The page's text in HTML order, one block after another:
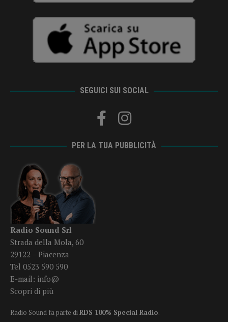
SEGUICI SUI SOCIAL
PER LA TUA PUBBLICITÀ
Radio Sound Srl
Strada della Mola, 60
29122 – Piacenza
Tel 0523 590 590
E-mail: info@
Scopri di più
Radio Sound fa parte diRDS 100% Special Radio.